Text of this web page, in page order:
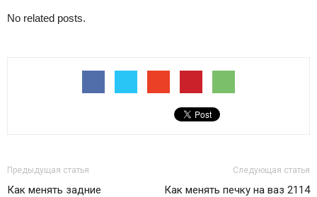
No related posts.
Предыдущая статья
Как менять задние
Следующая статья
Как менять печку на ваз 2114